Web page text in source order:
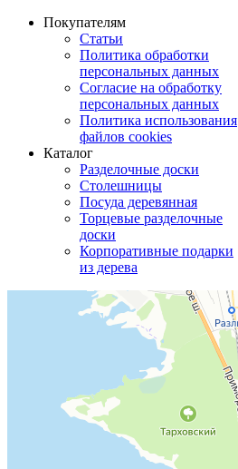
Покупателям
Статьи
Политика обработки
персональных данных
Согласие на обработку
персональных данных
Политика использования
файлов cookies
Каталог
Разделочные доски
Столешницы
Посуда деревянная
Торцевые разделочные
доски
Корпоративные подарки
из дерева